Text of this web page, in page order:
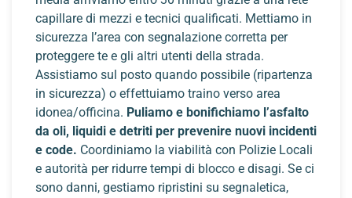
capillare di mezzi e tecnici qualificati. Mettiamo in
sicurezza l’area con segnalazione corretta per
proteggere te e gli altri utenti della strada.
Assistiamo sul posto quando possibile (ripartenza
in sicurezza) o effettuiamo traino verso area
idonea/officina. Puliamo e bonifichiamo l’asfalto
da oli, liquidi e detriti per prevenire nuovi incidenti
e code. Coordiniamo la viabilità con Polizie Locali
e autorità per ridurre tempi di blocco e disagi. Se ci
sono danni, gestiamo ripristini su segnaletica,